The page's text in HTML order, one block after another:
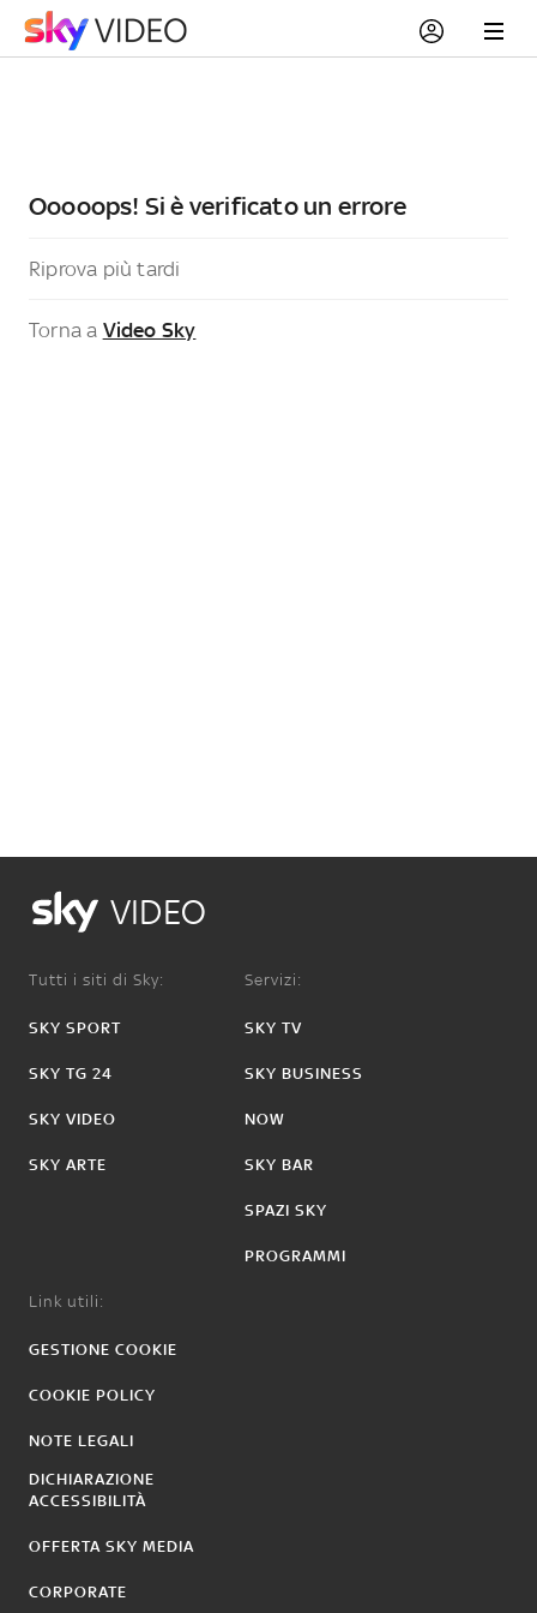
Ooooops! Si è verificato un errore
Riprova più tardi
Torna a Video Sky
VIDEO
Tutti i siti di Sky:
SKY SPORT
SKY TG 24
SKY VIDEO
SKY ARTE
Servizi:
SKY TV
SKY BUSINESS
NOW
SKY BAR
SPAZI SKY
PROGRAMMI
Link utili:
GESTIONE COOKIE
COOKIE POLICY
NOTE LEGALI
DICHIARAZIONE
ACCESSIBILITÀ
OFFERTA SKY MEDIA
CORPORATE